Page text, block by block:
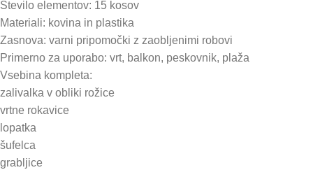
Število elementov: 15 kosov
Materiali: kovina in plastika
Zasnova: varni pripomočki z zaobljenimi robovi
Primerno za uporabo: vrt, balkon, peskovnik, plaža
Vsebina kompleta:
zalivalka v obliki rožice
vrtne rokavice
lopatka
šufelca
grabljice